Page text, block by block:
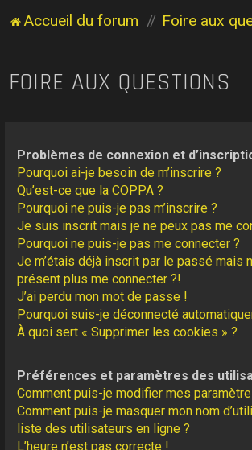
Accueil du forum Foire aux
FOIRE AUX QUESTIONS
Problèmes de connexion et
Pourquoi ai-je besoin de m’inscrire ?
Qu’est-ce que la COPPA ?
Pourquoi ne puis-je pas m’inscrire ?
Je suis inscrit mais je ne peux pas me
Pourquoi ne puis-je pas me connecter ?
Je m’étais déjà inscrit par le passé mais
présent plus me connecter ?!
J’ai perdu mon mot de passe !
Pourquoi suis-je déconnecté
À quoi sert « Supprimer les cookies » ?
Préférences et paramètres des
Comment puis-je modifier mes
Comment puis-je masquer mon nom
liste des utilisateurs en ligne ?
L’heure n’est pas correcte !